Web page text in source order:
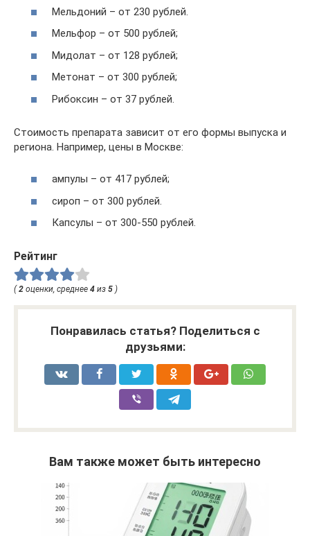
Мельдоний – от 230 рублей.
Мельфор – от 500 рублей;
Мидолат – от 128 рублей;
Метонат – от 300 рублей;
Рибоксин – от 37 рублей.
Стоимость препарата зависит от его формы выпуска и
региона. Например, цены в Москве:
ампулы – от 417 рублей;
сироп – от 300 рублей.
Капсулы – от 300-550 рублей.
Рейтинг
(2 оценки, среднее 4 из 5 )
Понравилась статья? Поделиться с
друзьями:
Вам также может быть интересно